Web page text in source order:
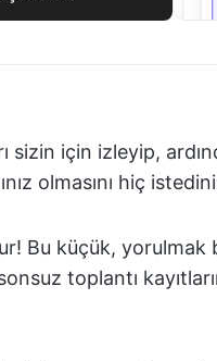
sizin için izleyip,
olmasını hiç
Bu küçük, yorulmak
toplantı